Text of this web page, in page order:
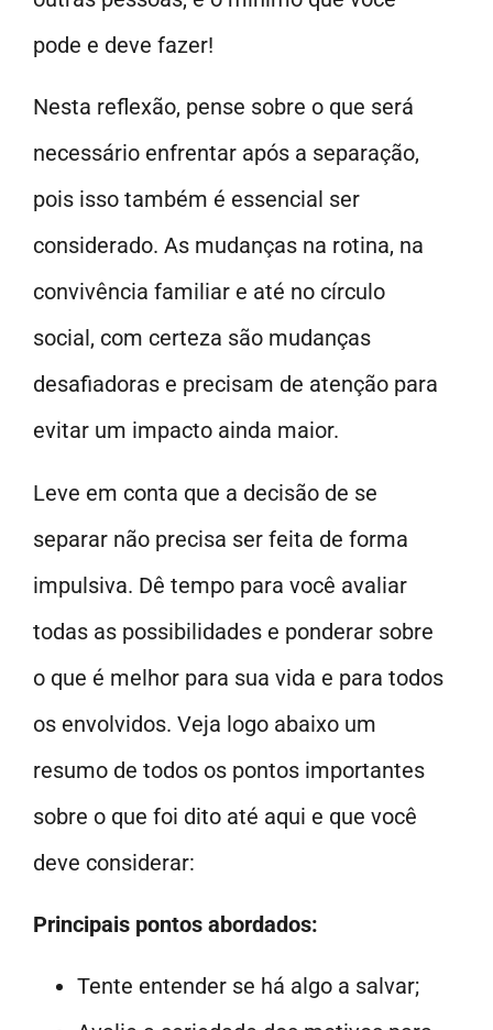
pode e deve fazer!
Nesta reflexão, pense sobre o que será
necessário enfrentar após a separação,
pois isso também é essencial ser
considerado. As mudanças na rotina, na
convivência familiar e até no círculo
social, com certeza são mudanças
desafiadoras e precisam de atenção para
evitar um impacto ainda maior.
Leve em conta que a decisão de se
separar não precisa ser feita de forma
impulsiva. Dê tempo para você avaliar
todas as possibilidades e ponderar sobre
o que é melhor para sua vida e para todos
os envolvidos. Veja logo abaixo um
resumo de todos os pontos importantes
sobre o que foi dito até aqui e que você
deve considerar:
Principais pontos abordados:
Tente entender se há algo a salvar;